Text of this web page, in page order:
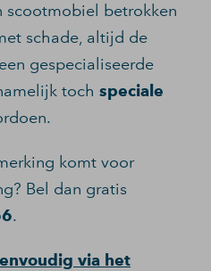
scootmobiel betrokken
schade, altijd de
gespecialiseerde
toch speciale
komt voor
Bel dan gratis
.
via het